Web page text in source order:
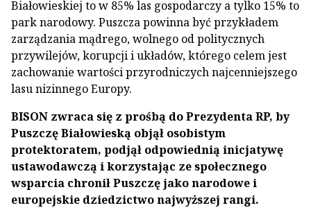
Białowieskiej to w 85% las gospodarczy a tylko 15% to
park narodowy. Puszcza powinna być przykładem
zarządzania mądrego, wolnego od politycznych
przywilejów, korupcji i układów, którego celem jest
zachowanie wartości przyrodniczych najcenniejszego
lasu nizinnego Europy.
BISON zwraca się z prośbą do Prezydenta RP, by
Puszczę Białowieską objął osobistym
protektoratem, podjął odpowiednią inicjatywę
ustawodawczą i korzystając ze społecznego
wsparcia chronił Puszczę jako narodowe i
europejskie dziedzictwo najwyższej rangi.